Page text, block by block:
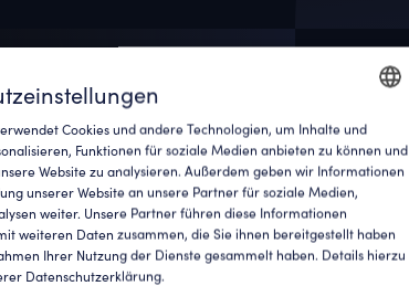
ENGLISH
GERMAN
Cookies und andere Technologien, um Inhalte und
Funktionen für soziale Medien anbieten zu können und
Website zu analysieren. Außerdem geben wir Informationen
unserer Website an unsere Partner für soziale Medien,
weiter. Unsere Partner führen diese Informationen
weiteren Daten zusammen, die Sie ihnen bereitgestellt haben
Ihrer Nutzung der Dienste gesammelt haben. Details hierzu
Datenschutzerklärung.